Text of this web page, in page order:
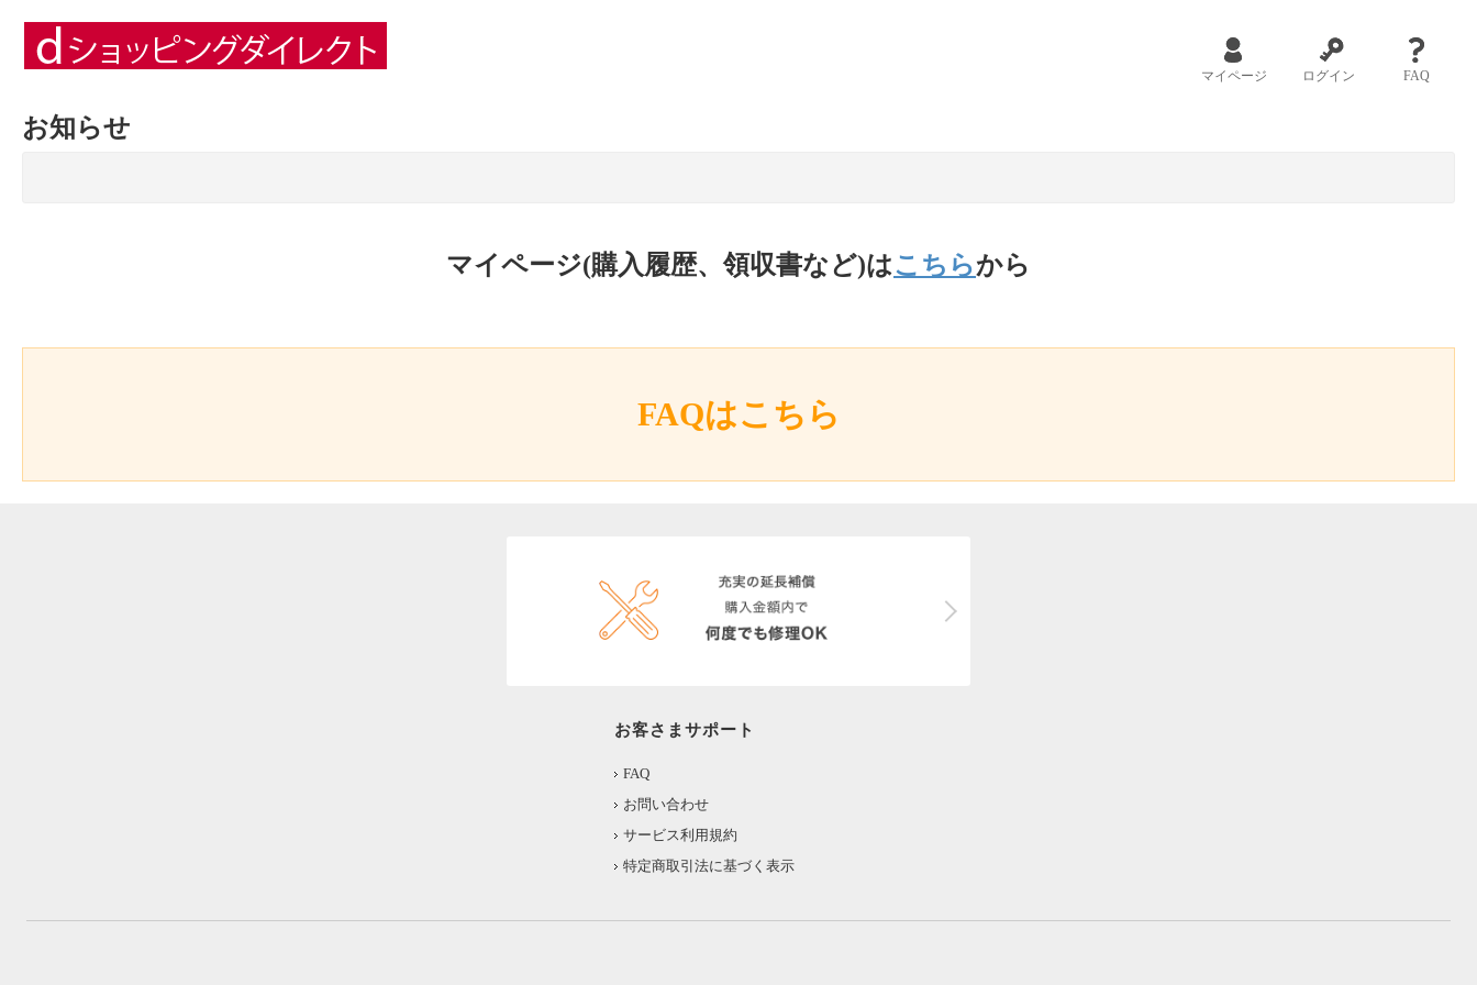
マイページ ログイン FAQ
お知らせ
マイページ(購入履歴、領収書など)はこちらから
FAQはこちら
お客さまサポート
FAQ
お問い合わせ
サービス利用規約
特定商取引法に基づく表示